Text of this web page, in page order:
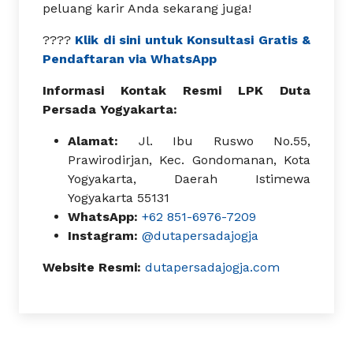
peluang karir Anda sekarang juga!
???? Klik di sini untuk Konsultasi Gratis &
Pendaftaran via WhatsApp
Informasi Kontak Resmi LPK Duta
Persada Yogyakarta:
Alamat: Jl. Ibu Ruswo No.55,
Prawirodirjan, Kec. Gondomanan, Kota
Yogyakarta, Daerah Istimewa
Yogyakarta 55131
WhatsApp: +62 851-6976-7209
Instagram: @dutapersadajogja
Website Resmi: dutapersadajogja.com